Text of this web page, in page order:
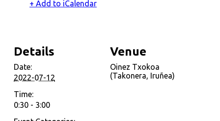
+ Add to iCalendar
Details
Date:
2022-07-12
Time:
0:30 - 3:00
Venue
Oinez Txokoa
(Takonera, Iruñea)